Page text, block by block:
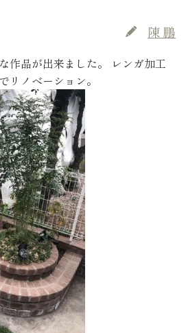
陳 鵬
作品が出来ました。 レンガ加工
リノベーション。